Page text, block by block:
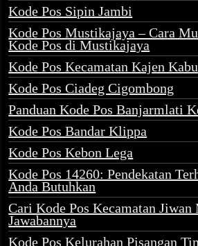
Kode Pos Sipin Jambi
Kode Pos Mustikajaya – Cara
Kode Pos di Mustikajaya
Kode Pos Kecamatan Kajen
Kode Pos Ciadeg Cigombong
Panduan Kode Pos Banjarmlati
Kode Pos Bandar Klippa
Kode Pos Kebon Lega
Kode Pos 14260: Pendekatan
Anda Butuhkan
Cari Kode Pos Kecamatan
Jawabannya
Kode Pos Kelurahan Pisangan